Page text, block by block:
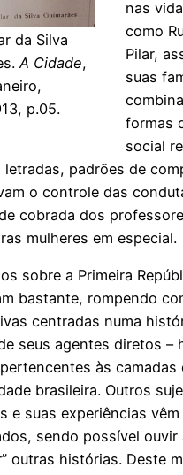
da Silva
A Cidade,
p.05.
nas
como
Pilar,
suas
formas
social
letradas, padrões de
o controle das
cobrada dos
mulheres em especial.
sobre a Primeira
bastante, rompendo
centradas numa
seus agentes diretos –
às camadas
brasileira. Outros
e suas experiências
sendo possível ouvir
outras histórias. Deste